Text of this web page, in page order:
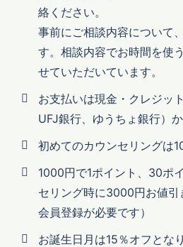
絡ください。
事前にご相談内容について
す。相談内容でお時間を使
せていただいています。
お支払いは現金・クレジッ
UFJ銀行、ゆうちょ銀行）
初めてのカウンセリングは
1000円で1ポイント、30ポ
セリング時に3000円お値
会員登録が必要です）
お誕生日月は15％オフとな